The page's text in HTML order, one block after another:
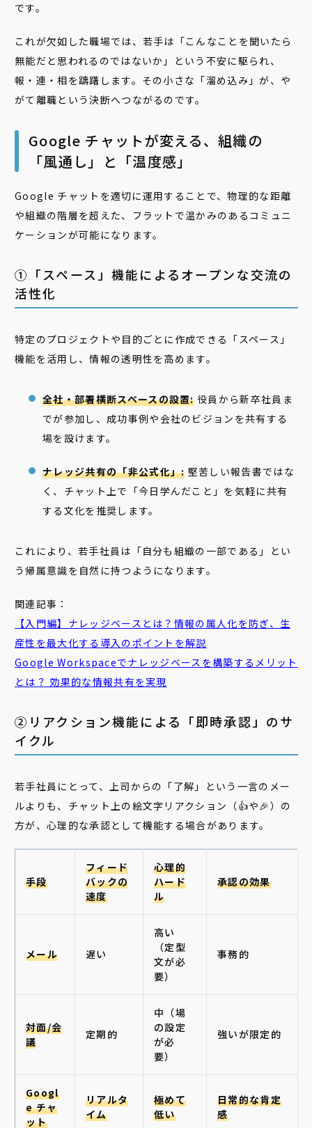
です。
これが欠如した職場では、若手は「こんなことを聞いたら
無能だと思われるのではないか」という不安に駆られ、
報・連・相を躊躇します。その小さな「溜め込み」が、や
がて離職という決断へつながるのです。
Google チャットが変える、組織の
「風通し」と「温度感」
Google チャットを適切に運用することで、物理的な距離
や組織の階層を超えた、フラットで温かみのあるコミュニ
ケーションが可能になります。
①「スペース」機能によるオープンな交流の
活性化
特定のプロジェクトや目的ごとに作成できる「スペース」
機能を活用し、情報の透明性を高めます。
全社・部署横断スペースの設置:役員から新卒社員ま
でが参加し、成功事例や会社のビジョンを共有する
場を設けます。
ナレッジ共有の「非公式化」: 堅苦しい報告書ではな
く、チャット上で「今日学んだこと」を気軽に共有
する文化を推奨します。
これにより、若手社員は「自分も組織の一部である」とい
う帰属意識を自然に持つようになります。
関連記事：
【入門編】ナレッジベースとは？情報の属人化を防ぎ、生
産性を最大化する導入のポイントを解説
Google Workspaceでナレッジベースを構築するメリット
とは？ 効果的な情報共有を実現
②リアクション機能による「即時承認」のサ
イクル
若手社員にとって、上司からの「了解」という一言のメー
ルよりも、チャット上の絵文字リアクション（👍や🎉）の
方が、心理的な承認として機能する場合があります。
手段
フィード
バックの
速度
心理的
ハード
ル
承認の効果
メール 遅い
高い
（定型
文が必
要）
事務的
対面/会
議
定期的
中（場
の設定
が必
要）
強いが限定的
Googl
e チャ
ット
リアルタ
イム
極めて
低い
日常的な肯定
感